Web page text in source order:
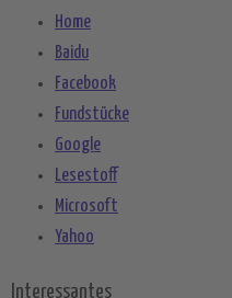
Home
Baidu
Facebook
Fundstücke
Google
Lesestoff
Microsoft
Yahoo
Interessantes